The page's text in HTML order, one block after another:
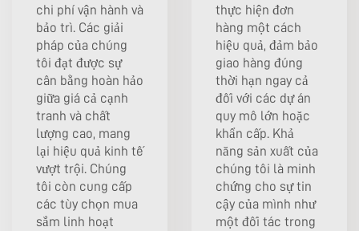
chi phí vận hành và
bảo trì. Các giải
pháp của chúng
tôi đạt được sự
cân bằng hoàn hảo
giữa giá cả cạnh
tranh và chất
lượng cao, mang
lại hiệu quả kinh tế
vượt trội. Chúng
tôi còn cung cấp
các tùy chọn mua
sắm linh hoạt
thực hiện đơn
hàng một cách
hiệu quả, đảm bảo
giao hàng đúng
thời hạn ngay cả
đối với các dự án
quy mô lớn hoặc
khẩn cấp. Khả
năng sản xuất của
chúng tôi là minh
chứng cho sự tin
cậy của mình như
một đối tác trong